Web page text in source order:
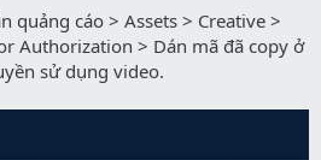
quảng cáo > Assets > Creative >
Authorization > Dán mã đã copy ở
sử dụng video.